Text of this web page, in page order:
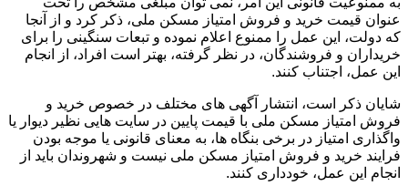
عنوان قیمت خرید و فروش امتیاز مسکن ملی، ذکر کرد و از آنجا
که دولت، این عمل را ممنوع اعلام نموده و تبعات سنگینی را برای
خریداران و فروشندگان، در نظر گرفته، بهتر است افراد، از انجام
این عمل، اجتناب کنند.
شایان ذکر است، انتشار آگهی های مختلف در خصوص خرید و
فروش امتیاز مسکن ملی با قیمت پایین در سایت هایی نظیر دیوار یا
واگذاری امتیاز در برخی بنگاه ها، به معنای قانونی یا موجه بودن
فرایند خرید و فروش امتیاز مسکن ملی نیست و شهروندان باید از
انجام این عمل، خودداری کنند.